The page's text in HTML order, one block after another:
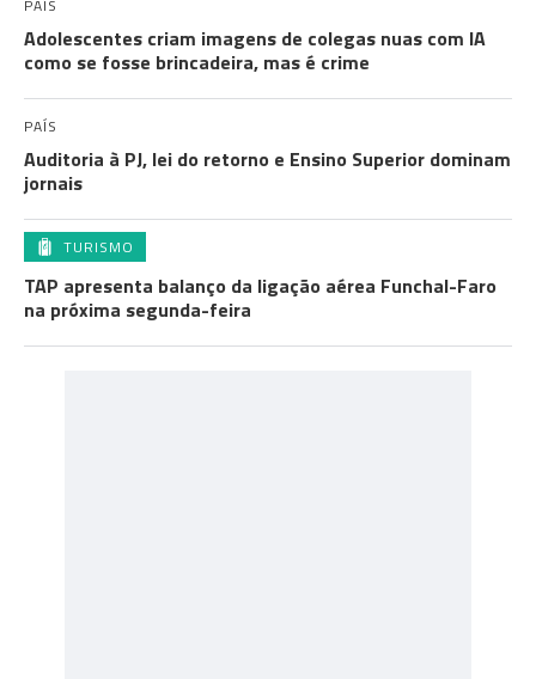
PAÍS
Adolescentes criam imagens de colegas nuas com IA
como se fosse brincadeira, mas é crime
PAÍS
Auditoria à PJ, lei do retorno e Ensino Superior dominam
jornais
TURISMO
TAP apresenta balanço da ligação aérea Funchal-Faro
na próxima segunda-feira